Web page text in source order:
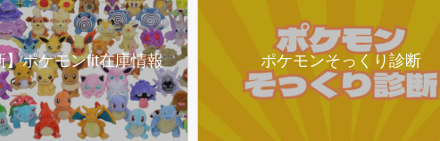
】ポケモンfit在庫情報 ポケモンそっくり診断